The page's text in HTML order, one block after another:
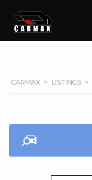
CARMAX > LISTINGS >